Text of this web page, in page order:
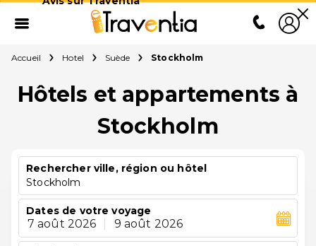
Accueil Hotel Suède Stockholm
Hôtels et appartements à
Stockholm
Rechercher ville, région ou hôtel
Stockholm
Dates de votre voyage
7 août 2026 9 août 2026